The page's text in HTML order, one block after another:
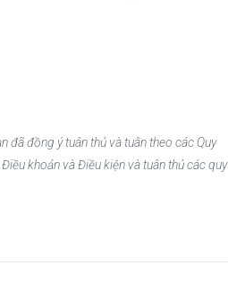
đã đồng ý tuân thủ và tuân theo các Quy
khoản và Điều kiện và tuân thủ các quy